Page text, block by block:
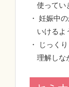
使ってい
・ 妊娠中
いけるよ
・ じっく
理解しな